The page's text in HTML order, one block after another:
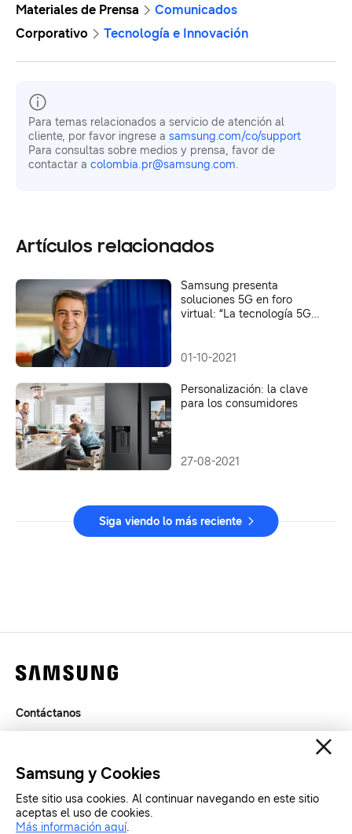
Materiales de Prensa
Comunicados
Corporativo
Tecnología e Innovación
Para temas relacionados a servicio de atención al
cliente, por favor ingrese a samsung.com/co/support
Para consultas sobre medios y prensa, favor de
contactar a colombia.pr@samsung.com.
Artículos relacionados
Samsung presenta
soluciones 5G en foro
virtual: “La tecnología 5G
01-10-2021
Personalización: la clave
para los consumidores
27-08-2021
Siga viendo lo más reciente
Contáctanos
SAMSUNG.COM
Copyright© SAMSUNG Todos los derechos reservados.
Samsung y Cookies
Este sitio usa cookies. Al continuar navegando en este sitio
aceptas el uso de cookies.
Más información aquí.